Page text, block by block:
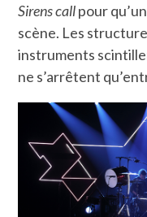
Sirens callpour
scène. Les
instruments
ne s’arrêtent